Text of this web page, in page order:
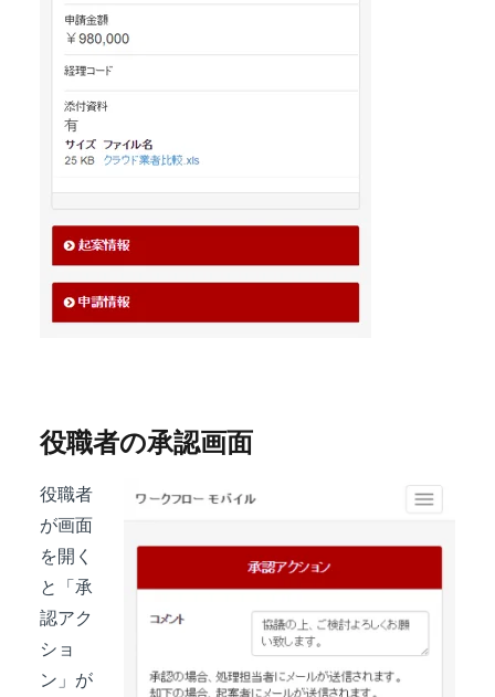
役職者の承認画面
役職者
が画面
を開く
と「承
認アク
ショ
ン」が